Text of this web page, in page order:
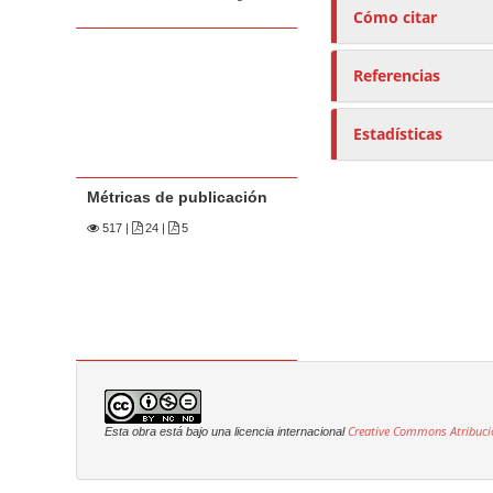
Métricas de publicación
517| 24 | 5
Cómo citar
Referencias
Estadísticas
Esta obra está bajo una licencia internacional Creative Commons